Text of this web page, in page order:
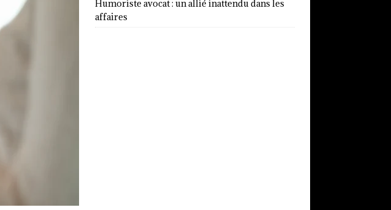
Humoriste avocat : un allié inattendu dans les
affaires